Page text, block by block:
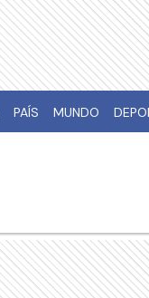
PAÍS MUNDO